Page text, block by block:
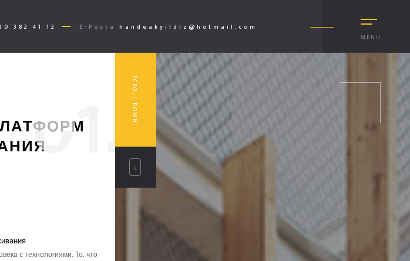
MENU
382 41 12 E-Posta handeakyildiz@hotmail.com
SCROLL DOWN
с технологиями. То, что
01.